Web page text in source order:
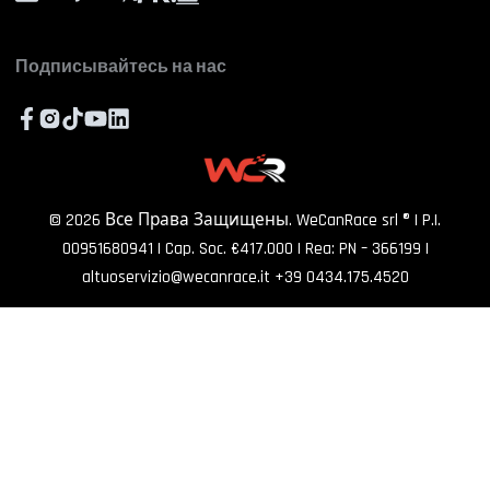
Подписывайтесь на нас
© 2026 Все Права Защищены. WeCanRace srl ® | P.I.
00951680941 | Cap. Soc. €417.000 | Rea: PN – 366199 |
altuoservizio@wecanrace.it +39 0434.175.4520